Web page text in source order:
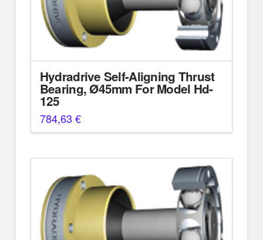
Hydradrive Self-Aligning Thrust
Bearing, Ø45mm For Model Hd-
125
784,63 €